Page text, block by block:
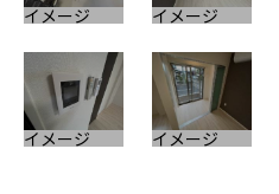
イメージ イメージ
イメージ イメージ